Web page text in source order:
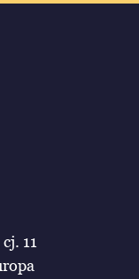
11